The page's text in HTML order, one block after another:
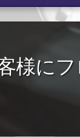
傷/補修修理か交換/
様に